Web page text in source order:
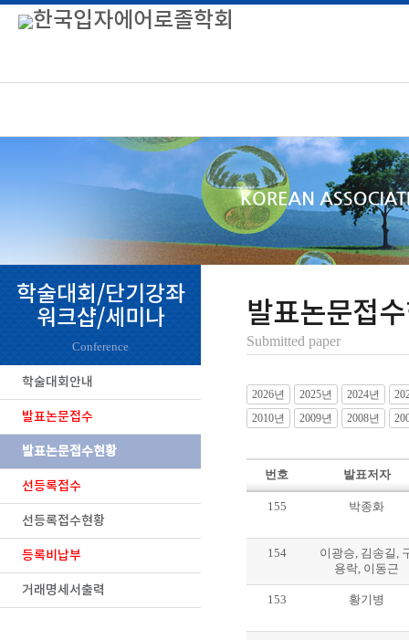
학술대회/단기강좌
워크샵/세미나
Conference
학술대회안내
발표논문접수
발표논문접수현황
선등록접수
선등록접수현황
등록비납부
거래명세서출력
발표논문접
Submitted paper
2026년 2025년 2024년
2010년
2009년 2008년
번호 발표저자
155 박종화
154
이광승, 김송길,
용락, 이동근
153 황기병